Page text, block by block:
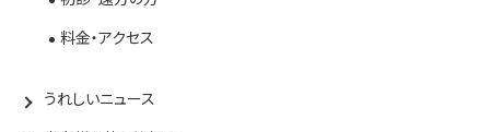
料金・アクセス
うれしいニュース